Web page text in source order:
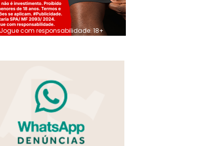
Jogue com responsabilidade. 18+